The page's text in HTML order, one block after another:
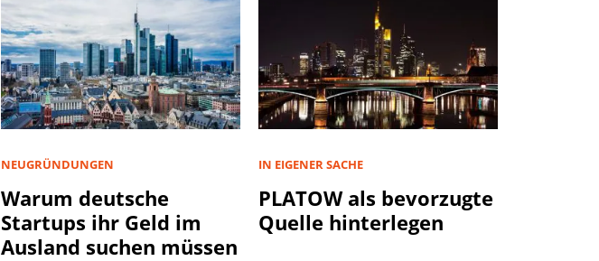
NEUGRÜNDUNGEN
Warum deutsche
Startups ihr Geld im
Ausland suchen müssen
IN EIGENER SACHE
PLATOW als bevorzugte
Quelle hinterlegen